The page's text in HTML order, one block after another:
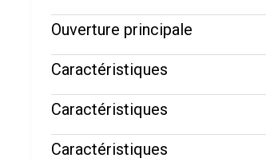
Ouverture principale
Caractéristiques
Caractéristiques
Caractéristiques